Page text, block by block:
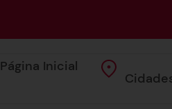
Página Inicial